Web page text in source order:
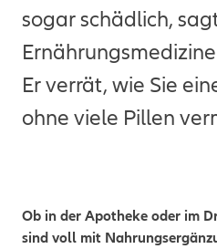
sogar schädlich,
Er verrät, wie Sie
ohne viele Pillen
Ob in der Apotheke oder im
sind voll mit